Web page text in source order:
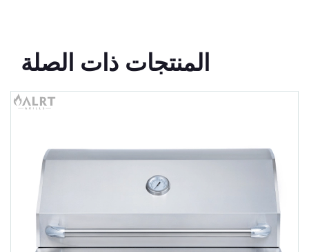
المنتجات ذات الصلة